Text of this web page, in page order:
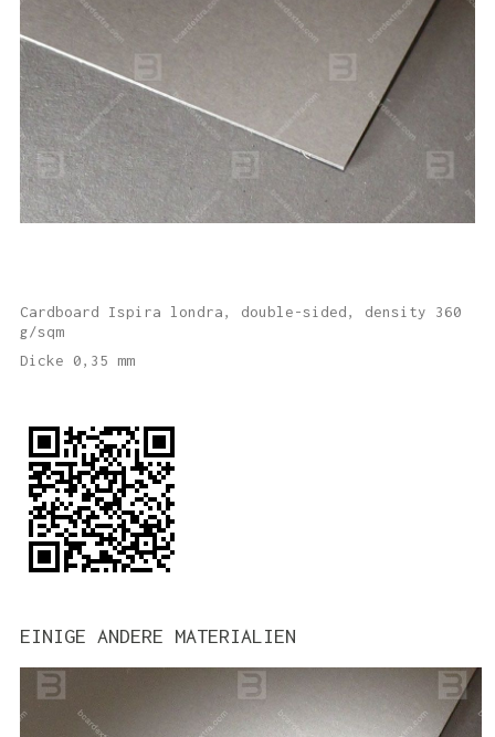
Cardboard Ispira londra, double-sided, density 360
g/sqm
Dicke 0,35 mm
EINIGE ANDERE MATERIALIEN